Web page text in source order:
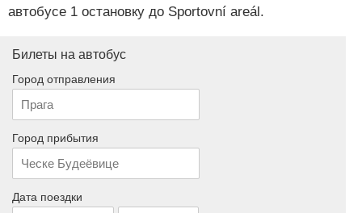
автобусе 1 остановку до Sportovní areál.
Билеты на автобус
Город отправления
Город прибытия
Дата поездки